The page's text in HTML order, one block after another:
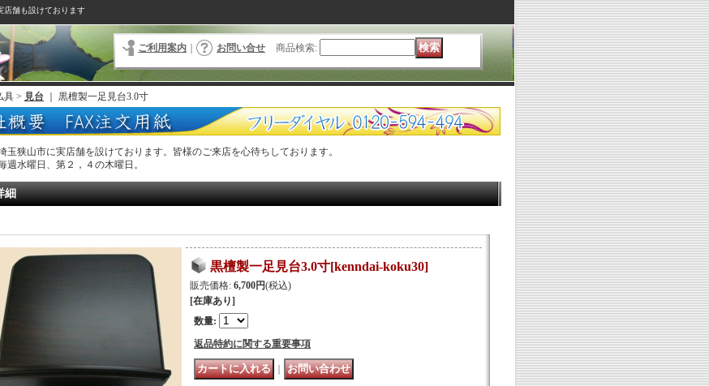
店舗も設けております
ご利用案内 お問い合せ 商品検索:
具 > 見台 黒檀製一足見台3.0寸
玉狭山市に実店舗を設けております。皆様のご来店を心待ちしております。
週水曜日、第２，４の木曜日。
細
黒檀製一足見台3.0寸[kenndai-koku30]
販売価格: 6,700円(税込)
[在庫あり]
数量:
返品特約に関する重要事項